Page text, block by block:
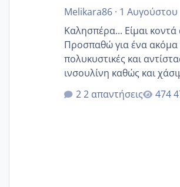
Melikara86· 1 Αυγούστου
Καλησπέρα... Είμαι κοντά
Προσπαθώ για ένα ακόμα
πολυκυστικές και
ινσουλίνη καθώς και
κιλά παραπάνω και όσο
δεν χάνω εύκολα! Προσπαθώ για ακόμη
2 απαντήσεις